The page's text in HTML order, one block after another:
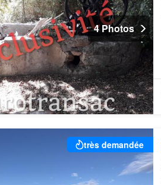
4 Photos
très demandée